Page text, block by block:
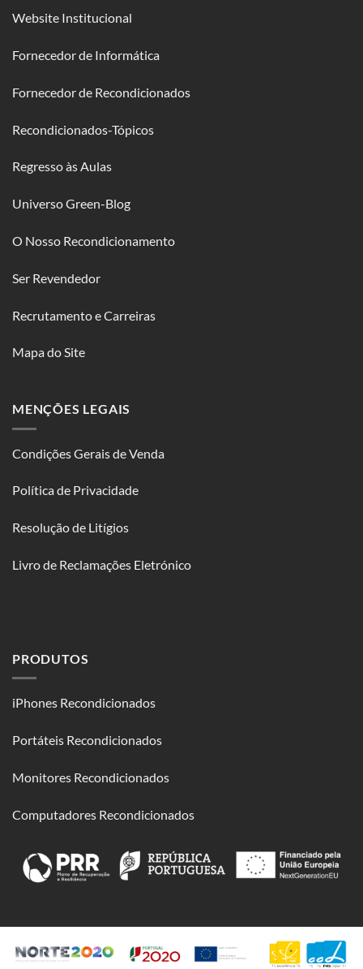
Website Institucional
Fornecedor de Informática
Fornecedor de Recondicionados
Recondicionados-Tópicos
Regresso às Aulas
Universo Green-Blog
O Nosso Recondicionamento
Ser Revendedor
Recrutamento e Carreiras
Mapa do Site
MENÇÕES LEGAIS
Condições Gerais de Venda
Política de Privacidade
Resolução de Litígios
Livro de Reclamações Eletrónico
PRODUTOS
iPhones Recondicionados
Portáteis Recondicionados
Monitores Recondicionados
Computadores Recondicionados